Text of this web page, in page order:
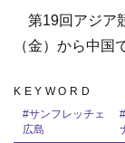
第19回アジア
（金）から中国
KEYWORD
#サンフレッチェ
広島
#